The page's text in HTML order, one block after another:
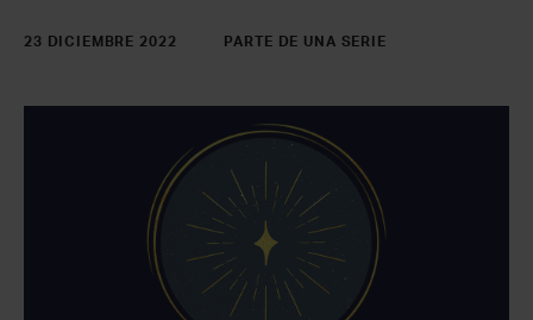
23 DICIEMBRE 2022 PARTE DE UNA SERIE